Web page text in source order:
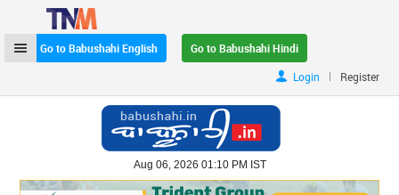
Go to Babushahi English
Go to Babushahi Hindi
Login
| Register
Aug 06, 2026 01:10 PM IST